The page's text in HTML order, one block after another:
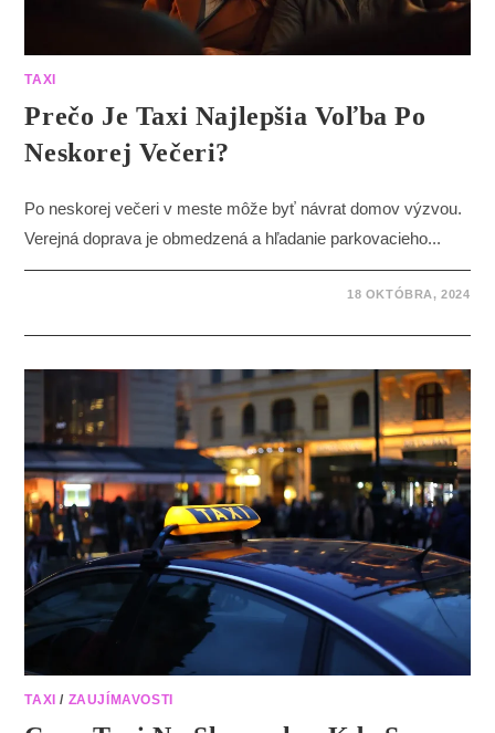
TAXI
Prečo Je Taxi Najlepšia Voľba Po
Neskorej Večeri?
Po neskorej večeri v meste môže byť návrat domov výzvou.
Verejná doprava je obmedzená a hľadanie parkovacieho...
18 OKTÓBRA, 2024
TAXI / ZAUJÍMAVOSTI